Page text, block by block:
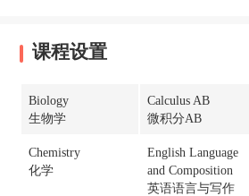
课程设置
Biology
生物学
Calculus AB
微积分AB
Chemistry
化学
English Language
and Composition
英语语言与写作